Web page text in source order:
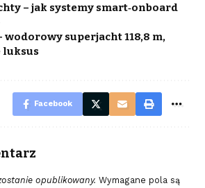
– jak systemy smart‑onboard
superjacht 118,8 m,
Facebook
opublikowany. Wymagane pola są